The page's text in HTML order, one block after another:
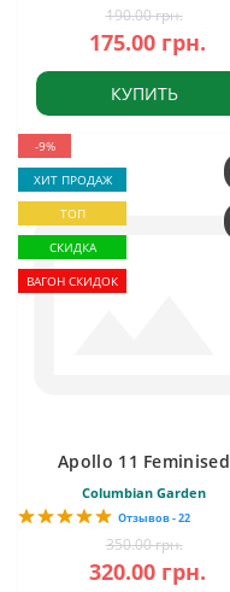
190.00 грн.
175.00 грн.
КУПИТЬ
-9%
ХИТ ПРОДАЖ
ТОП
СКИДКА
ВАГОН СКИДОК
Apollo 11 Feminised
Columbian Garden
Отзывов - 22
350.00 грн.
320.00 грн.